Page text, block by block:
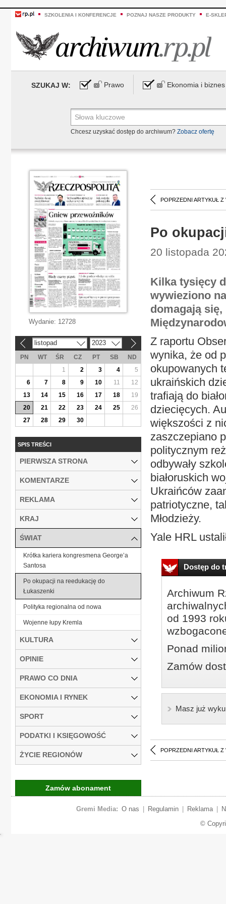
SZKOLENIA I KONFERENCJE POZNAJ NASZE PRODUKTY E-
SZUKAJ W: Prawo Ekonomia i biznes
Chcesz uzyskać dostęp do archiwum? Zobacz ofertę
POPRZEDNI ARTYKUŁ Z
Po
20 listopada
Kilka tysięcy
wywieziono
domagają się,
Z raportu
wynika, że od
okupowanych
ukraińskich
trafiają do
dziecięcych.
większości z
zaszczepiano
politycznym
odbywały
białoruskich
Ukraińców
patriotyczne,
Młodzieży.
Yale HRL
Dostęp do
Archiwum
od 1993
Ponad
Zamów
Masz już
POPRZEDNI ARTYKUŁ Z
Wydanie: 12728
listopad 2023
PN WT ŚR CZ PT SB
ND
1
2 3 4
5
6
7 8 9 10 11
12
13
14 15 16 17 18
19
20
21 22 23 24 25
26
27
28 29 30
SPIS TREŚCI
PIERWSZA STRONA
KOMENTARZE
REKLAMA
KRAJ
ŚWIAT
Krótka kariera kongresmena George’a
Santosa
Po okupacji na reedukację do
Łukaszenki
Polityka regionalna od nowa
Wojenne łupy Kremla
KULTURA
OPINIE
PRAWO CO DNIA
EKONOMIA I RYNEK
SPORT
PODATKI I KSIĘGOWOŚĆ
ŻYCIE REGIONÓW
Zamów abonament
Gremi Media: O nas Regulamin Reklama
©